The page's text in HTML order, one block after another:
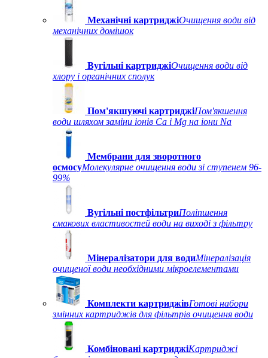
Механічні картриджіОчищення води від
механічних домішок
Вугільні картриджіОчищення води від
хлору і органічних сполук
Пом'якшуючі картриджіПом'якшення
води шляхом заміни іонів Ca і Mg на іони Na
Мембрани для зворотного
осмосуМолекулярне очищення води зі ступенем 96-
99%
Вугільні постфільтриПоліпшення
смакових властивостей води на виході з фільтру
Мінералізатори для водиМінералізація
очищеної води необхідними мікроелементами
Комплекти картриджівГотові набори
змінних картриджів для фільтрів очищення води
Комбіновані картриджіКартриджі